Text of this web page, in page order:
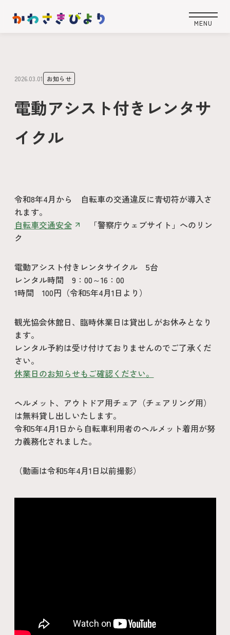
2026.03.01 お知らせ
電動アシスト付きレンタサ
イクル
令和8年4月から 自転車の交通違反に青切符が導入さ
れます。
自転車交通安全
「警察庁ウェブサイト」へのリン
ク
電動アシスト付きレンタサイクル 5台
レンタル時間 9：00～16：00
1時間 100円（令和5年4月1日より）
観光協会休館日、臨時休業日は貸出しがお休みとなり
ます。
レンタル予約は受け付けておりませんのでご了承くだ
さい。
休業日のお知らせもご確認ください。
ヘルメット、アウトドア用チェア（チェアリング用）
は無料貸し出しいたします。
令和5年4月1日から自転車利用者のヘルメット着用が努
力義務化されました。
（動画は令和5年4月1日以前撮影）